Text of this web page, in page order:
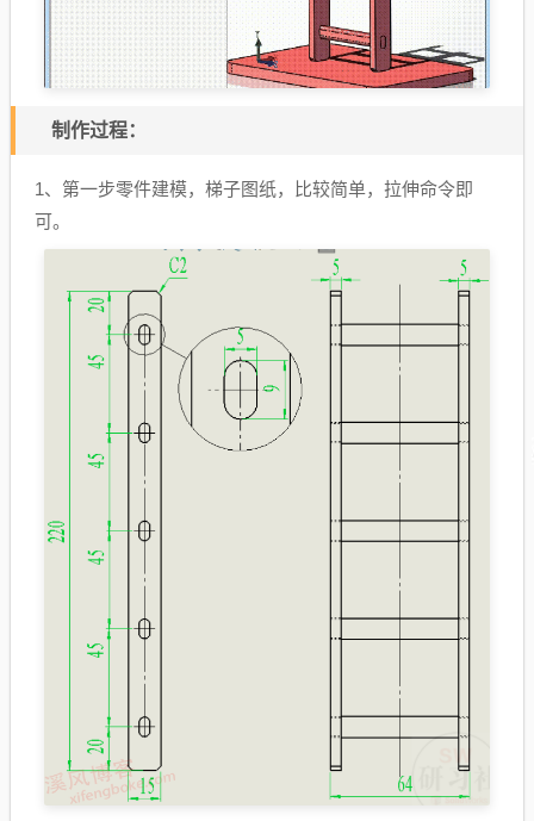
制作过程：
1、第一步零件建模，梯子图纸，比较简单，拉伸命令即
可。